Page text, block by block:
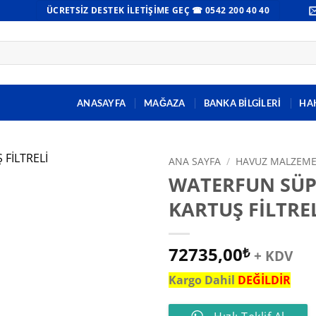
ÜCRETSIZ DESTEK İLETIŞIME GEÇ ☎ 0542 200 40 40
ANASAYFA MAĞAZA BANKA BİLGİLERİ
ANA SAYFA / HAVUZ
WATERFUN
KARTUŞ
72735,00₺ + KDV
Kargo Dahil DEĞİLDİR